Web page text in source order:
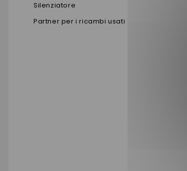
Silenziatore
Partner per i ricambi usati